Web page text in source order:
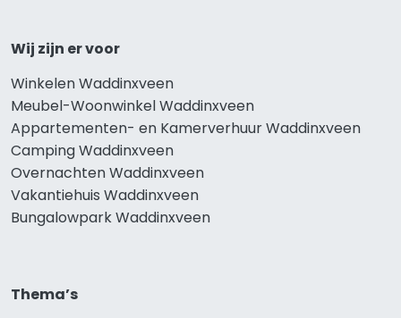
Wij zijn er voor
Winkelen Waddinxveen
Meubel-Woonwinkel Waddinxveen
Appartementen- en Kamerverhuur Waddinxveen
Camping Waddinxveen
Overnachten Waddinxveen
Vakantiehuis Waddinxveen
Bungalowpark Waddinxveen
Thema’s